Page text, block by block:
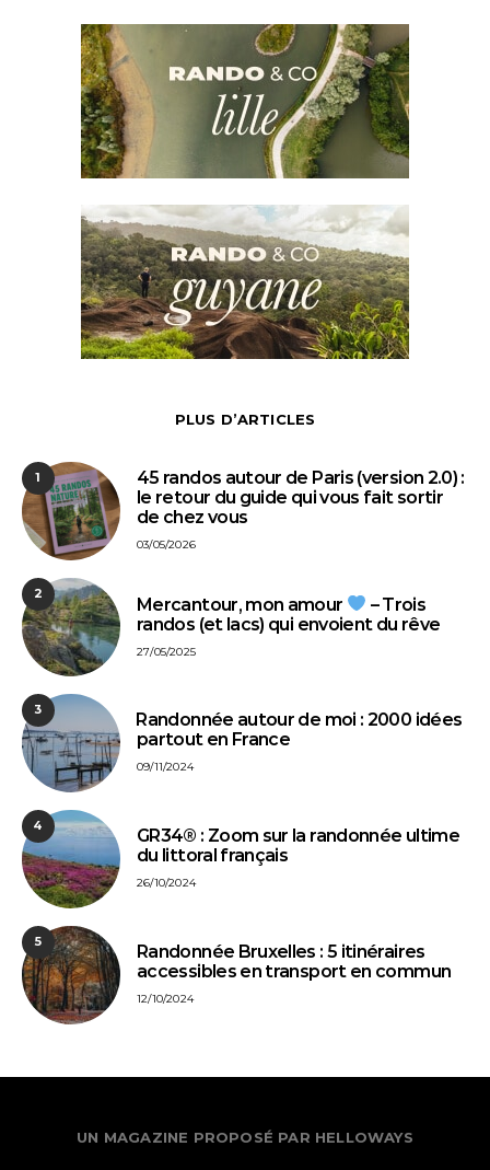
PLUS D’ARTICLES
1
45 randos autour de Paris (version 2.0) :
le retour du guide qui vous fait sortir
de chez vous
03/05/2026
2
Mercantour, mon amour
– Trois
randos (et lacs) qui envoient du rêve
27/05/2025
3
⁠Randonnée autour de moi : 2000 idées
partout en France
09/11/2024
4
GR34® : Zoom sur la randonnée ultime
du littoral français
26/10/2024
5
Randonnée Bruxelles : 5 itinéraires
accessibles en transport en commun
12/10/2024
UN MAGAZINE PROPOSÉ PAR HELLOWAYS